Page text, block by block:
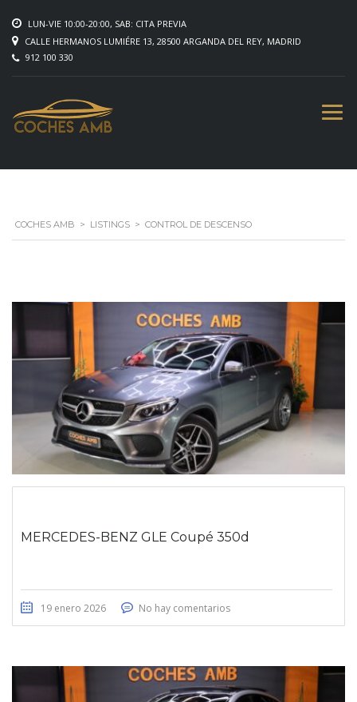
LUN-VIE 10:00-20:00, SAB: CITA PREVIA
CALLE HERMANOS LUMIÉRE 13, 28500 ARGANDA DEL REY, MADRID
912 100 330
COCHES AMB > LISTINGS > CONTROL DE DESCENSO
MERCEDES-BENZ GLE Coupé 350d
19 enero 2026 No hay comentarios